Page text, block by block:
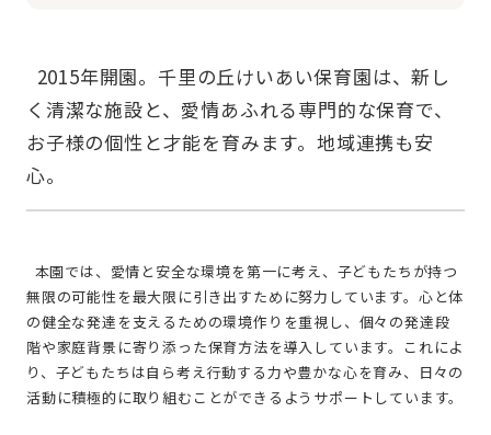
く清潔な施設と、愛情あふれる専門的な保育で、
お子様の個性と才能を育みます。地域連携も安
無限の可能性を最大限に引き出すために努力しています。心と体
の健全な発達を支えるための環境作りを重視し、個々の発達段
階や家庭背景に寄り添った保育方法を導入しています。これによ
り、子どもたちは自ら考え行動する力や豊かな心を育み、日々の
活動に積極的に取り組むことができるようサポートしています。